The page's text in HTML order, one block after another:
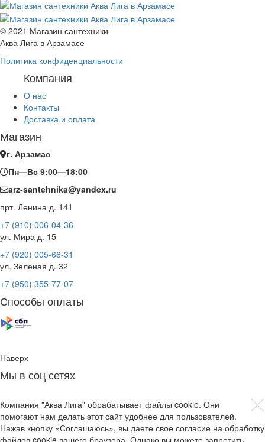
© 2021 Магазин сантехники
Аква Лига в Арзамасе
Политика конфиденциальности
Компания
О нас
Контакты
Доставка и оплата
Магазин
г. Арзамас
Пн—Вс 9:00—18:00
arz-santehnika@yandex.ru
прт. Ленина д. 141
+7 (910) 006-04-36
ул. Мира д. 15
+7 (920) 005-66-31
ул. Зеленая д. 32
+7 (950) 355-77-07
Способы оплаты
Наверх
Мы в соц сетях
Компания "Аква Лига" обрабатывает файлы cookie. Они
помогают нам делать этот сайт удобнее для пользователей.
Нажав кнопку «Соглашаюсь», вы даете свое согласие на обработку
файлов cookie вашего браузера. Однако вы можете запретить